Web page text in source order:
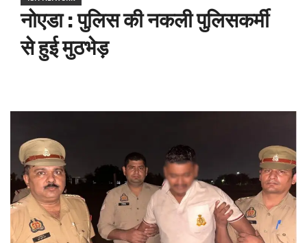
नोएडा : पुलिस की नकली पुलिसकर्मी
से हुई मुठभेड़